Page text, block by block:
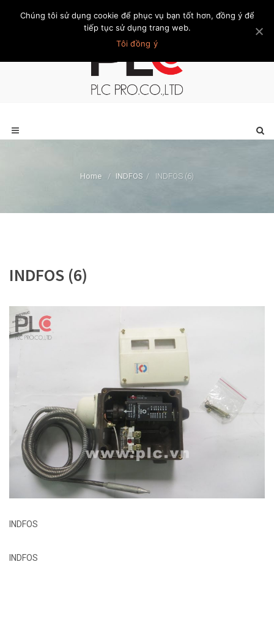
Trang chủ Giới thiệu Khách hàng Liên hệ Thành viên
Home / INDFOS / INDFOS (6)
INDFOS (6)
INDFOS
INDFOS
Chúng tôi sử dụng cookie để phục vụ bạn tốt hơn, đồng ý để
tiếp tục sử dụng trang web.
Tôi đồng ý